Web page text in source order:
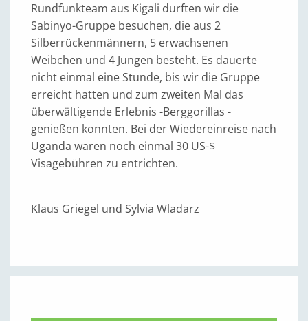
Rundfunkteam aus Kigali durften wir die
Sabinyo-Gruppe besuchen, die aus 2
Silberrückenmännern, 5 erwachsenen
Weibchen und 4 Jungen besteht. Es dauerte
nicht einmal eine Stunde, bis wir die Gruppe
erreicht hatten und zum zweiten Mal das
überwältigende Erlebnis -Berggorillas -
genießen konnten. Bei der Wiedereinreise nach
Uganda waren noch einmal 30 US-$
Visagebühren zu entrichten.
Klaus Griegel und Sylvia Wladarz